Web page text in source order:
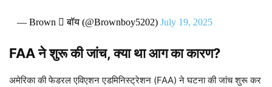
— Brown  बॉय (@Brownboy5202) July 19, 2025
FAA ने शुरू की जांच, क्या था आग का कारण?
अमेरिका की फेडरल एविएशन एडमिनिस्ट्रेशन (FAA) ने घटना की जांच शुरू कर